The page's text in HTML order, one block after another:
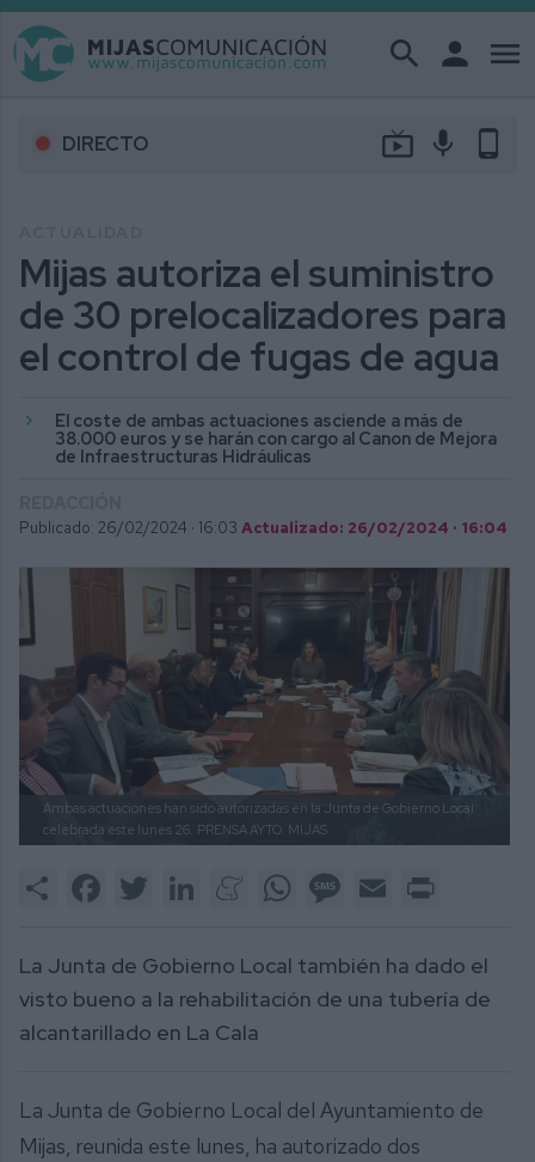
search person menu
DIRECTO live_tv mic phone_android
Mijas autoriza el suministro
de 30 prelocalizadores para
el control de fugas de agua
El coste de ambas actuaciones asciende a más de
38.000 euros y se harán con cargo al Canon de Mejora
de Infraestructuras Hidráulicas
Publicado: 26/02/2024 · 16:03 Actualizado: 26/02/2024 · 16:04
Ambas actuaciones han sido autorizadas en la Junta de Gobierno Local
celebrada este lunes 26. PRENSA AYTO. MIJAS
Share FacebookTwitter LinkedInMeneameWhatsAppMessage
Email
La Junta de Gobierno Local también ha dado el
visto bueno a la rehabilitación de una tubería de
alcantarillado en La Cala
La Junta de Gobierno Local del Ayuntamiento de
Mijas, reunida este lunes, ha autorizado dos